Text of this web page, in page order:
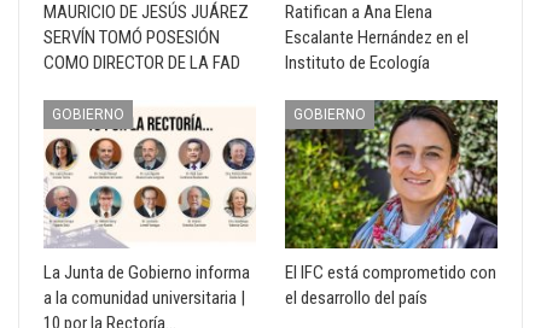
MAURICIO DE JESÚS JUÁREZ
SERVÍN TOMÓ POSESIÓN
COMO DIRECTOR DE LA FAD
Ratifican a Ana Elena
Escalante Hernández en el
Instituto de Ecología
GOBIERNO
La Junta de Gobierno informa
a la comunidad universitaria |
10 por la Rectoría…
GOBIERNO
El IFC está comprometido con
el desarrollo del país